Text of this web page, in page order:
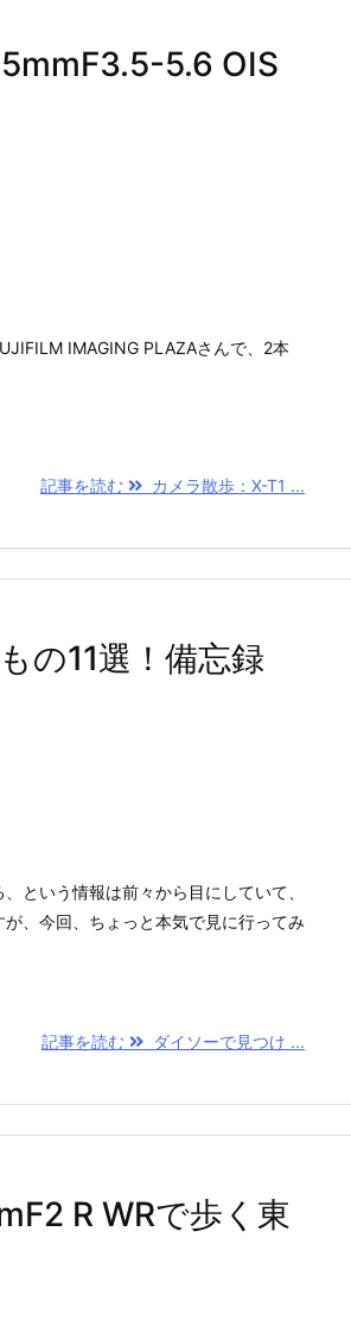
5.6 OIS
IMAGING PLAZAさんで、2本
記事を読む カメラ散歩：X-T1 ...
の11選！備忘録
という情報は前々から目にしていて、
、今回、ちょっと本気で見に行ってみ
記事を読む ダイソーで見つけ ...
R WRで歩く東